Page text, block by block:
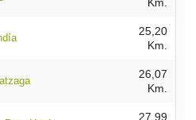
25,20
Km.
26,07
Km.
27,99